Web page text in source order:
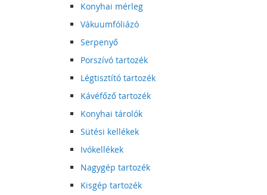
Konyhai mérleg
Vákuumfóliázó
Serpenyő
Porszívó tartozék
Légtisztító tartozék
Kávéfőző tartozék
Konyhai tárolók
Sütési kellékek
Ivókellékek
Nagygép tartozék
Kisgép tartozék